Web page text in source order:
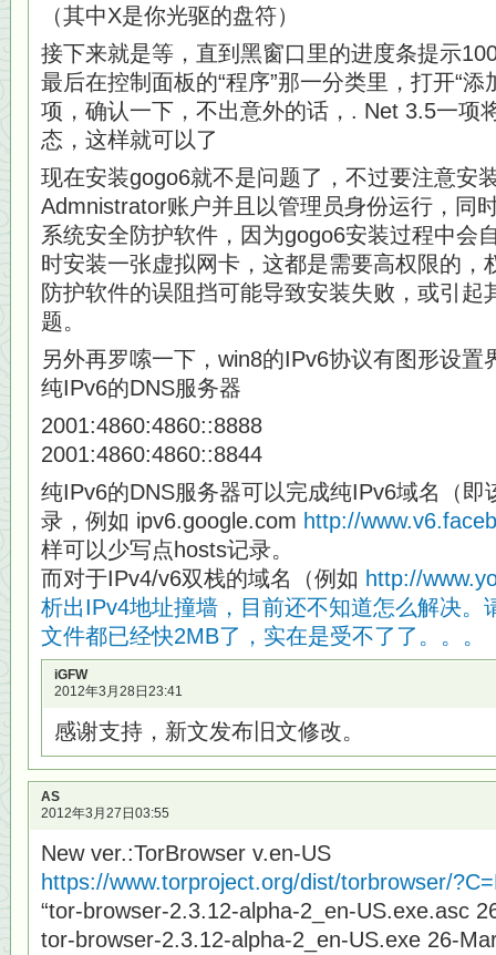
（其中X是你光驱的盘符）
接下来就是等，直到黑窗口里的进度条提示
最后在控制面板的“程序”那一分类里，打开“添
项，确认一下，不出意外的话，. Net 3.5一项
态，这样就可以了
现在安装gogo6就不是问题了，不过要注意安
Admnistrator账户并且以管理员身份运行，同
系统安全防护软件，因为gogo6安装过程中会
时安装一张虚拟网卡，这都是需要高权限的，
防护软件的误阻挡可能导致安装失败，或引起
题。
另外再罗嗦一下，win8的IPv6协议有图形设置
纯IPv6的DNS服务器
2001:4860:4860::8888
2001:4860:4860::8844
纯IPv6的DNS服务器可以完成纯IPv6域名（即
录，例如 ipv6.google.com http://
样可以少写点hosts记录。
而对于IPv4/v6双栈的域名（例如 http://
析出IPv4地址撞墙，目前还不知道怎么解决。
文件都已经快2MB了，实在是受不了了。。。
iGFW
2012年3月28日23:41
感谢支持，新文发布旧文修改。
AS
2012年3月27日03:55
New ver.:TorBrowser v.en-US
https://www.torproject.org/dist/torbrowser/
“tor-browser-2.3.12-alpha-2_en-US.exe.asc
tor-browser-2.3.12-alpha-2_en-US.exe 26-